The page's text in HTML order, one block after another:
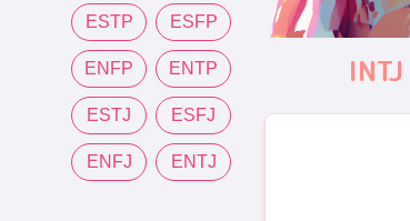
ESTP ESFP
ENFP ENTP
ESTJ ESFJ
ENFJ ENTJ